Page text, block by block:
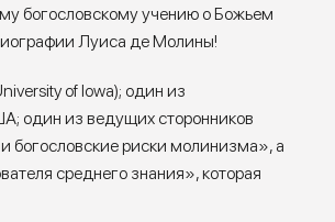
богословскому учению о Божьем
Луиса де Молины!
of Iowa); один из
один из ведущих сторонников
богословские риски молинизма», а
среднего знания», которая